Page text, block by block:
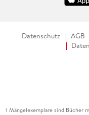
Datenschutz AGB
1 Mängelexemplare sind Bücher